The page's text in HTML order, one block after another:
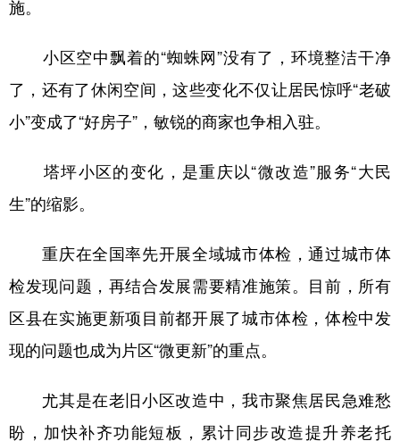
施。
小区空中飘着的“蜘蛛网”没有了，环境整洁干净
了，还有了休闲空间，这些变化不仅让居民惊呼“老破
小”变成了“好房子”，敏锐的商家也争相入驻。
塔坪小区的变化，是重庆以“微改造”服务“大民
生”的缩影。
重庆在全国率先开展全域城市体检，通过城市体
检发现问题，再结合发展需要精准施策。目前，所有
区县在实施更新项目前都开展了城市体检，体检中发
现的问题也成为片区“微更新”的重点。
尤其是在老旧小区改造中，我市聚焦居民急难愁
盼，加快补齐功能短板，累计同步改造提升养老托